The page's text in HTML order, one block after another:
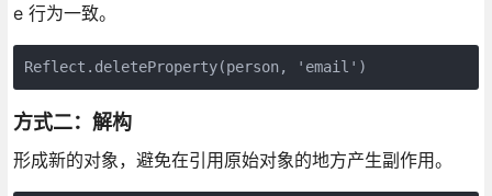
e 行为一致。
Reflect.deleteProperty(person, 'email')
方式二：解构
形成新的对象，避免在引用原始对象的地方产生副作用。